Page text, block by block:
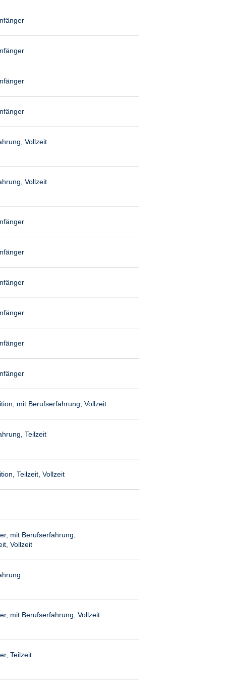
Vollzeit
Vollzeit
mit Berufserfahrung, Vollzeit
Teilzeit
Teilzeit, Vollzeit
mit Berufserfahrung,
Vollzeit
mit Berufserfahrung, Vollzeit
Teilzeit